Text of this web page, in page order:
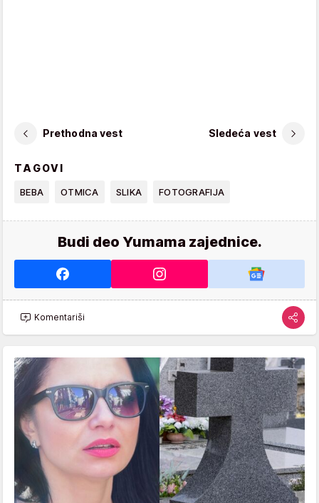
Prethodna vest Sledeća vest
TAGOVI
BEBA OTMICA SLIKA FOTOGRAFIJA
Budi deo Yumama zajednice.
Komentariši